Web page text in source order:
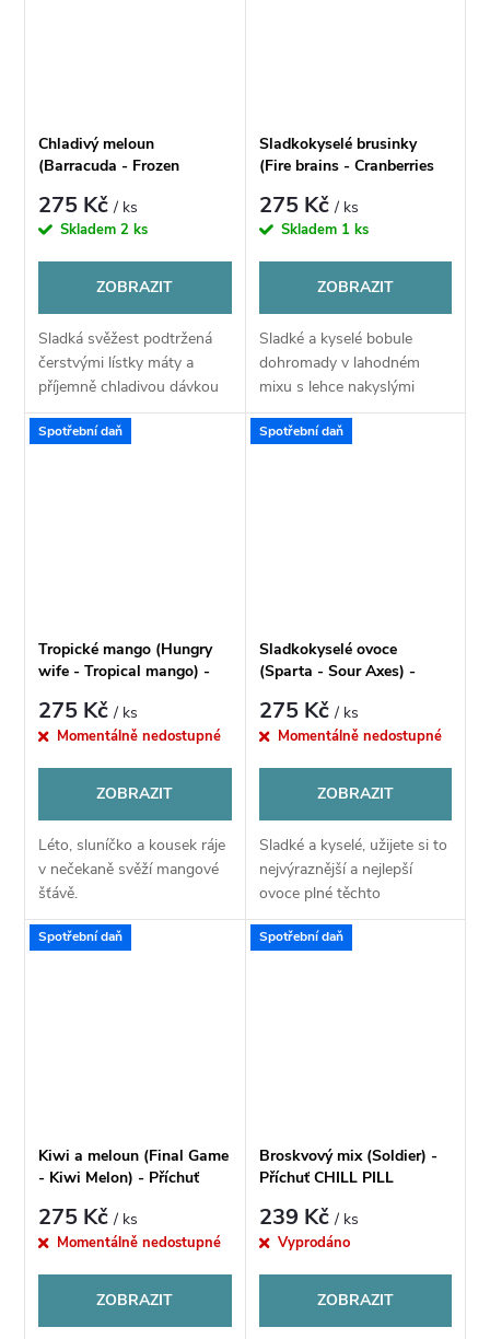
Chladivý meloun
(Barracuda - Frozen
PILL Shake & Vape 12ML
275 Kč/ ks
Skladem2 ks
ZOBRAZIT
Sladká svěžest podtržená
čerstvými lístky máty a
příjemně chladivou dávkou
koolady. Takový vodní
meloun jste ještě neměli.
Sladkokyselé brusinky
(Fire brains - Cranberries
Shake & Vape 12ML
275 Kč/ ks
Skladem 1 ks
ZOBRAZIT
Sladké a kyselé bobule
dohromady v lahodném
mixu s lehce nakyslými
brusinkami pořádně nabudí
váše smysly.
Spotřební daň
Tropické mango (Hungry
wife - Tropical mango) -
& Vape 12ML
275 Kč/ ks
Momentálně nedostupné
ZOBRAZIT
Léto, sluníčko a kousek ráje
v nečekaně svěží mangové
šťávě.
Spotřební daň
Sladkokyselé ovoce
(Sparta - Sour Axes) -
& Vape 12ML
275 Kč/ ks
Momentálně nedostupné
ZOBRAZIT
Sladké a kyselé, užijete si to
nejvýraznější a nejlepší
ovoce plné těchto
neodolatelných tónů.
Citrony, hrušky, pomeranče,
Spotřební daň
Kiwi a meloun (Final Game
- Kiwi Melon) - Příchuť
12ML
275 Kč/ ks
Momentálně nedostupné
ZOBRAZIT
Spotřební daň
Broskvový mix (Soldier) -
Příchuť CHILL PILL
239 Kč/ ks
Vyprodáno
ZOBRAZIT